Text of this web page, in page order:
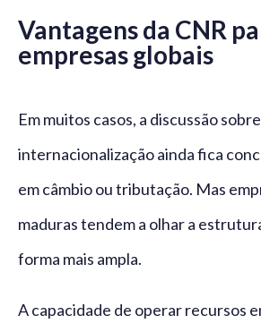
Vantagens da CNR
empresas globais
Em muitos casos, a discussão sobre
internacionalização ainda fica
em câmbio ou tributação. Mas
maduras tendem a olhar a
forma mais ampla.
A capacidade de operar recursos